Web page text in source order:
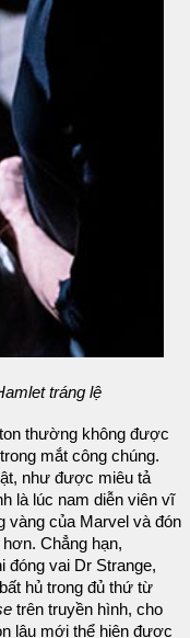
tráng lệ
thường không được
mắt công chúng.
như được miêu tả
là lúc nam diễn viên vĩ
vàng của Marvel và đón
Chẳng hạn,
đóng vai Dr Strange,
hủ trong đủ thứ từ
trên truyền hình, cho
lâu mới thể hiện được